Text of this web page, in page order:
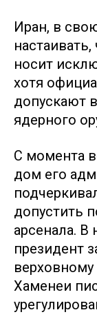
Иран, в
носит
хотя
допускают
ядерного
С момента
дом его
допустить
арсенала. В
президент
Хаменеи